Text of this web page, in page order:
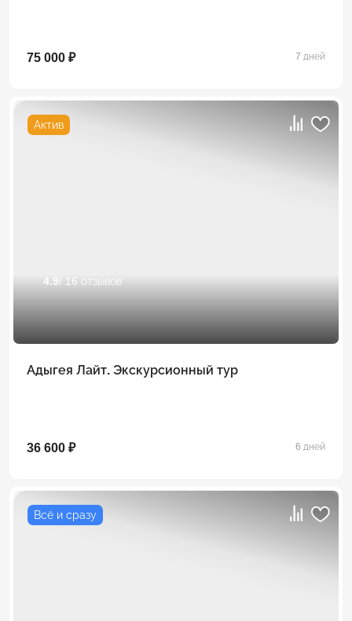
75 000 ₽ 7 дней
Актив
4.9 / 16 отзывов
Адыгея Лайт. Экскурсионный тур
36 600 ₽ 6 дней
Всё и сразу